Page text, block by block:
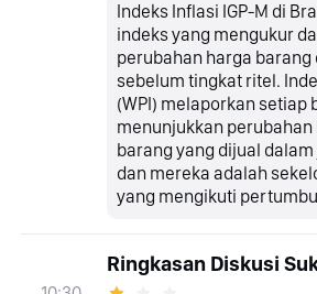
Indeks Inflasi IGP-M di
indeks yang mengukur
perubahan harga barang
sebelum tingkat ritel.
(WPI) melaporkan setiap
menunjukkan
barang yang dijual
dan mereka adalah
yang mengikuti
Ringkasan Diskusi